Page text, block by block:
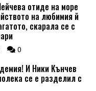
отиде на море
на любимия й
скарала се с
0
И Ники Кънчев
се е разделил с